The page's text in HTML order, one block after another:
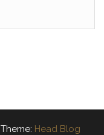
Theme: Head Blog